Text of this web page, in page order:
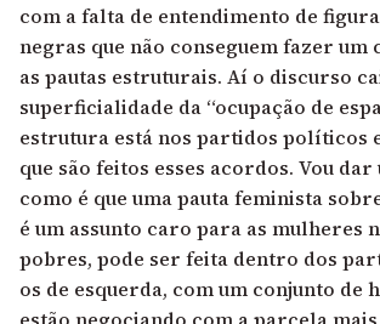
com a falta de entendimento de
negras que não conseguem fazer
as pautas estruturais. Aí o discurso
superficialidade da “ocupação de
estrutura está nos partidos políticos
que são feitos esses acordos. Vou
como é que uma pauta feminista
é um assunto caro para as mulheres
pobres, pode ser feita dentro dos
os de esquerda, com um conjunto de